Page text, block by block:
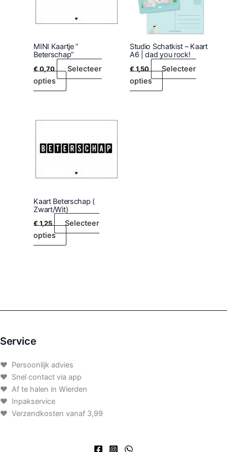
MINI Kaartje ”
Beterschap”
€0,70
Selecteer
opties
Studio Schatkist – Kaart
A6 | dad you rock!
€1,50
Selecteer
opties
Kaart Beterschap (
Zwart/Wit)
€1,25
Selecteer
opties
Service
♥ Persoonlijk advies
♥ Snel contact via app
♥ Af te halen in Wierden
♥ Inpakservice
♥ Verzendkosten vanaf 3,99